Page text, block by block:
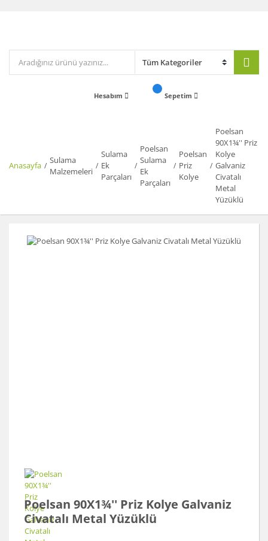
Hesabım Sepetim
Anasayfa
Sulama
Malzemeleri
Sulama
Ek
Parçaları
Poelsan
Sulama
Ek
Parçaları
Poelsan
Priz
Kolye
Poelsan
90X1¾'' Priz
Kolye
Galvaniz
Civatalı
Metal
Yüzüklü
Poelsan 90X1¾'' Priz Kolye Galvaniz
Civatalı Metal Yüzüklü